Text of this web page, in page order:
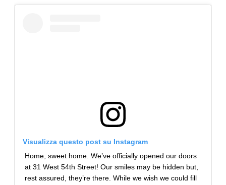
Visualizza questo post su Instagram
Home, sweet home. We’ve officially opened our doors
at 31 West 54th Street! Our smiles may be hidden but,
rest assured, they’re there. While we wish we could fill